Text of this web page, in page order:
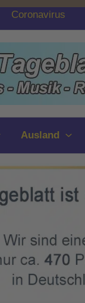
Coronavirus
Ausland